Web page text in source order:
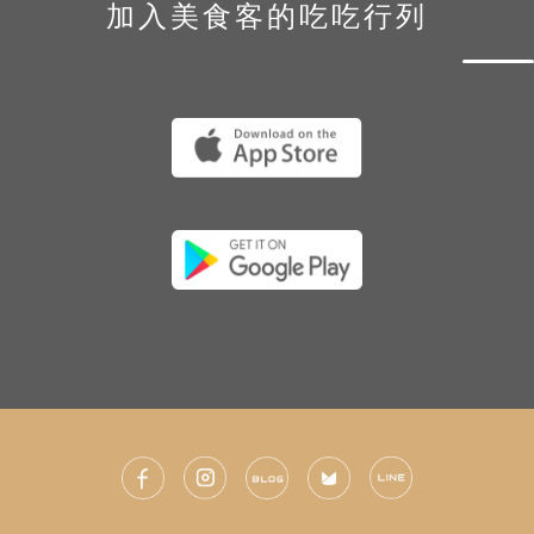
加入美食客的吃吃行列